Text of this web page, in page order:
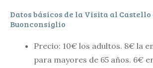
Datos básicos de la Visita al Castello
Buonconsiglio
Precio: 10€ los adultos. 8€ la
para mayores de 65 años. 6€